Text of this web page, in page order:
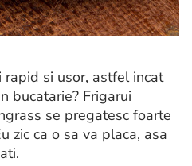
si usor, astfel incat
bucatarie? Frigarui
se pregatesc foarte
zic ca o sa va placa, asa